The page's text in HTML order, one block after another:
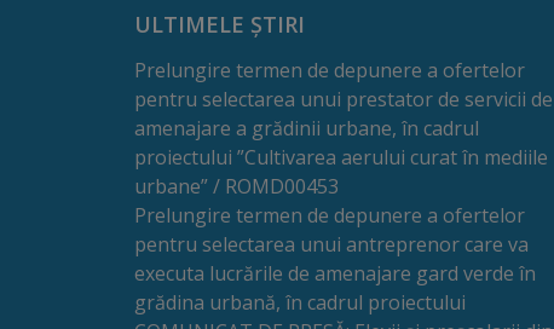
ULTIMELE ȘTIRI
Prelungire termen de depunere a ofertelor
pentru selectarea unui prestator de servicii de
amenajare a grădinii urbane, în cadrul
proiectului ”Cultivarea aerului curat în mediile
urbane” / ROMD00453
Prelungire termen de depunere a ofertelor
pentru selectarea unui antreprenor care va
executa lucrările de amenajare gard verde în
grădina urbană, în cadrul proiectului